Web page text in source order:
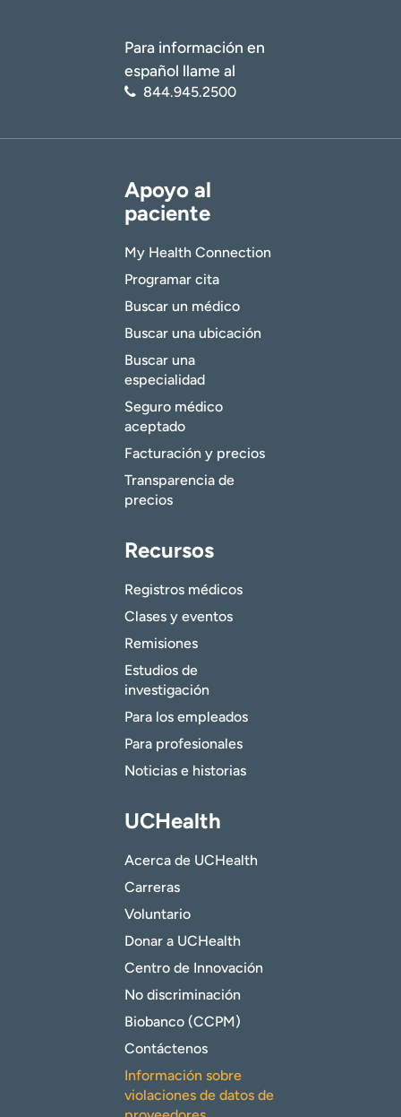
Para información en
español llame al
844.945.2500
Apoyo al
paciente
My Health Connection
Programar cita
Buscar un médico
Buscar una ubicación
Buscar una
especialidad
Seguro médico
aceptado
Facturación y precios
Transparencia de
precios
Recursos
Registros médicos
Clases y eventos
Remisiones
Estudios de
investigación
Para los empleados
Para profesionales
Noticias e historias
UCHealth
Acerca de UCHealth
Carreras
Voluntario
Donar a UCHealth
Centro de Innovación
No discriminación
Biobanco (CCPM)
Contáctenos
Información sobre
violaciones de datos de